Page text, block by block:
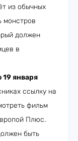
из обычных
монстров
должен
в
19 января
ссылку на
фильм
Плюс.
быть